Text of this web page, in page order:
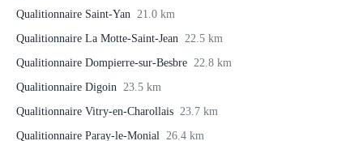
Qualitionnaire Saint-Yan 21.0 km
Qualitionnaire La Motte-Saint-Jean 22.5 km
Qualitionnaire Dompierre-sur-Besbre 22.8 km
Qualitionnaire Digoin 23.5 km
Qualitionnaire Vitry-en-Charollais 23.7 km
Qualitionnaire Paray-le-Monial 26.4 km